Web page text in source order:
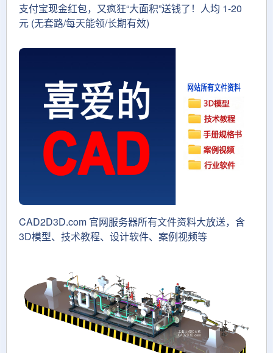
支付宝现金红包，又疯狂“大面积”送钱了！人均 1-20
元 (无套路/每天能领/长期有效)
CAD2D3D.com 官网服务器所有文件资料大放送，含
3D模型、技术教程、设计软件、案例视频等